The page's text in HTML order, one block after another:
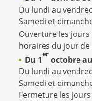
Du lundi au
Samedi et
Ouverture les jours
horaires du jour
Du 1
er
octobre
Du lundi au
Samedi et
Fermeture les